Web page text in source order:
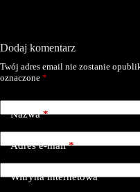
Dodaj komentarz
Twój adres email nie zostanie
oznaczone *
Nazwa*
Adres e-mail*
Witryna internetowa